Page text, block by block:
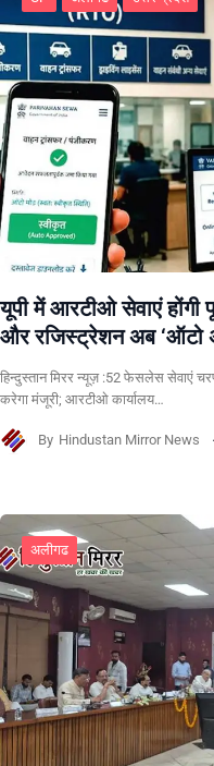
यूपी में आरटीओ सेवाएं होंगी
और रजिस्ट्रेशन अब ‘ऑटो
हिन्दुस्तान मिरर न्यूज़ :52 फेसलेस सेवाएं
करेगा मंजूरी; आरटीओ कार्यालय…
By Hindustan Mirror News
अलीगढ